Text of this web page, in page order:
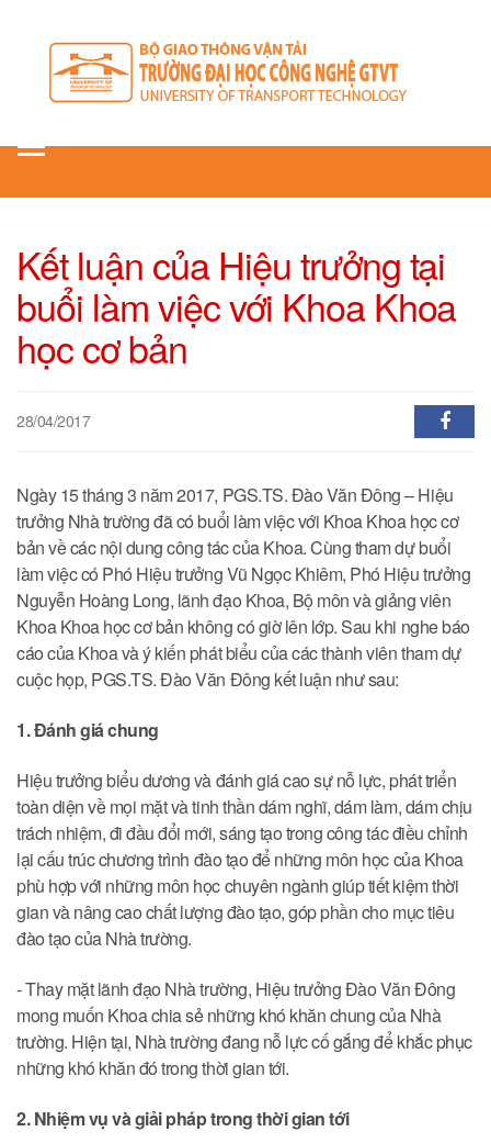
Toggle
Kết luận của Hiệu trưởng tại
buổi làm việc với Khoa Khoa
học cơ bản
28/04/2017
Ngày 15 tháng 3 năm 2017, PGS.TS. Đào Văn Đông – Hiệu
trưởng Nhà trường đã có buổi làm việc với Khoa Khoa học cơ
bản về các nội dung công tác của Khoa. Cùng tham dự buổi
làm việc có Phó Hiệu trưởng Vũ Ngọc Khiêm, Phó Hiệu trưởng
Nguyễn Hoàng Long, lãnh đạo Khoa, Bộ môn và giảng viên
Khoa Khoa học cơ bản không có giờ lên lớp. Sau khi nghe báo
cáo của Khoa và ý kiến phát biểu của các thành viên tham dự
cuộc họp, PGS.TS. Đào Văn Đông kết luận như sau:
1. Đánh giá chung
Hiệu trưởng biểu dương và đánh giá cao sự nỗ lực, phát triển
toàn diện về mọi mặt và tinh thần dám nghĩ, dám làm, dám chịu
trách nhiệm, đi đầu đổi mới, sáng tạo trong công tác điều chỉnh
lại cấu trúc chương trình đào tạo để những môn học của Khoa
phù hợp với những môn học chuyên ngành giúp tiết kiệm thời
gian và nâng cao chất lượng đào tạo, góp phần cho mục tiêu
đào tạo của Nhà trường.
- Thay mặt lãnh đạo Nhà trường, Hiệu trưởng Đào Văn Đông
mong muốn Khoa chia sẻ những khó khăn chung của Nhà
trường. Hiện tại, Nhà trường đang nỗ lực cố gắng để khắc phục
những khó khăn đó trong thời gian tới.
2. Nhiệm vụ và giải pháp trong thời gian tới